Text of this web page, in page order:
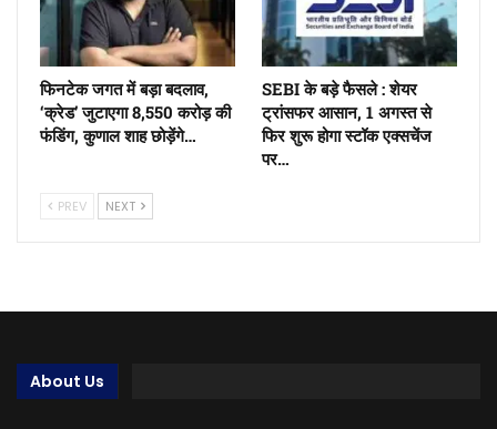
फिनटेक जगत में बड़ा बदलाव,
‘क्रेड’ जुटाएगा 8,550 करोड़ की
फंडिंग, कुणाल शाह छोड़ेंगे…
SEBI के बड़े फैसले : शेयर
ट्रांसफर आसान, 1 अगस्त से
फिर शुरू होगा स्टॉक एक्सचेंज
पर…
PREV NEXT
About Us